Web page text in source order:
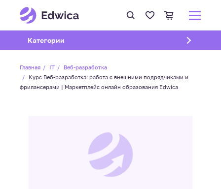
Открыть подменю
Категории
Главная IT
Веб-разработка
Курс Веб-разработка: работа с внешними подрядчиками и
фрилансерами | Маркетплейс онлайн образования Edwica